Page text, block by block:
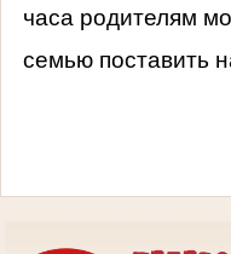
часа родителям
семью поставить